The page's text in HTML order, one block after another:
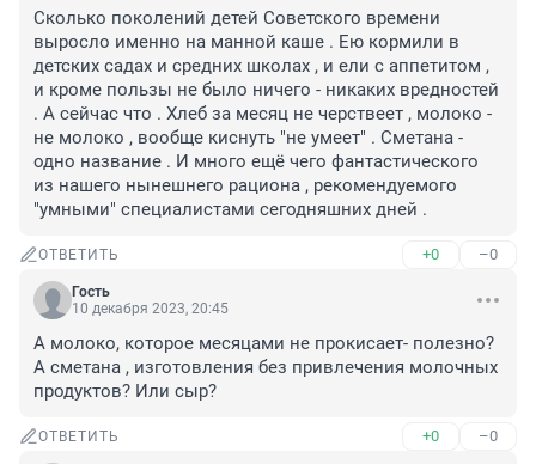
Сколько поколений детей Советского времени
выросло именно на манной каше . Ею кормили в
детских садах и средних школах , и ели с аппетитом ,
и кроме пользы не было ничего - никаких вредностей
. А сейчас что . Хлеб за месяц не черствеет , молоко -
не молоко , вообще киснуть "не умеет" . Сметана -
одно название . И много ещё чего фантастического
из нашего нынешнего рациона , рекомендуемого
"умными" специалистами сегодняшних дней .
ОТВЕТИТЬ +0 –0
Гость
10 декабря 2023, 20:45
А молоко, которое месяцами не прокисает- полезно?
А сметана , изготовления без привлечения молочных
продуктов? Или сыр?
ОТВЕТИТЬ +0 –0